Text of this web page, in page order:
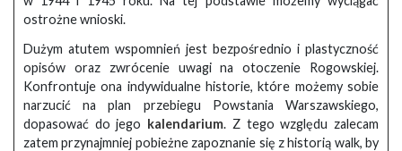
ostrożne wnioski.
Dużym atutem wspomnień jest bezpośrednio i plastyczność
opisów oraz zwrócenie uwagi na otoczenie Rogowskiej.
Konfrontuje ona indywidualne historie, które możemy sobie
narzucić na plan przebiegu Powstania Warszawskiego,
dopasować do jego kalendarium. Z tego względu zalecam
zatem przynajmniej pobieżne zapoznanie się z historią walk, by